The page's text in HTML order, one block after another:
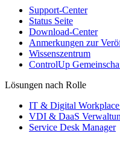
Support-Center
Status Seite
Download-Center
Anmerkungen zur
Wissenszentrum
ControlUp
Lösungen nach Rolle
IT & Digital
VDI & DaaS
Service Desk Manager